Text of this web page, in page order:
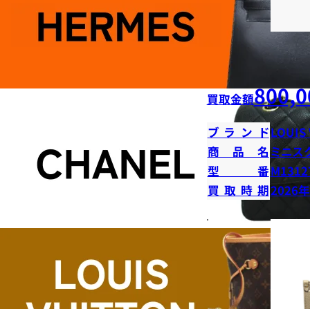
買取金額
ブランドLOUIS
商品名ミニス
型番
買取時期2026